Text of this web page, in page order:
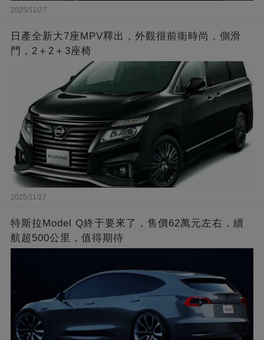
2025/11/27
日產全新大7座MPV釋出，外觀很前衛時尚，側滑
門，2＋2＋3座椅
2025/11/27
特斯拉Model Q終于要來了，售價62萬元左右，續
航超500公里，值得期待